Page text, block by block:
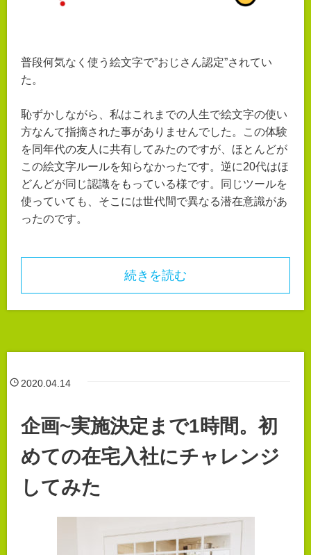
普段何気なく使う絵文字で”おじさん認定”されてい
た。
恥ずかしながら、私はこれまでの人生で絵文字の使い
方なんて指摘された事がありませんでした。この体験
を同年代の友人に共有してみたのですが、ほとんどが
この絵文字ルールを知らなかったです。逆に20代はほ
どんどが同じ認識をもっている様です。同じツールを
使っていても、そこには世代間で異なる潜在意識があ
ったのです。
続きを読む
2020.04.14
企画~実施決定まで1時間。初
めての在宅入社にチャレンジ
してみた